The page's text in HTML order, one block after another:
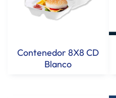
Contenedor 8X8 CD
Blanco